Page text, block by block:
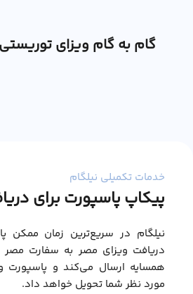
گام به گام ویزای
خدمات تکمیلی نیلگام
پیکاپ پاسپورت برای
نیلگام در سریع‌ترین زمان ممکن
دریافت ویزای مصر به سفارت
همسایه ارسال می‌کند و پاسپورت
مورد نظر شما تحویل خواهد داد.